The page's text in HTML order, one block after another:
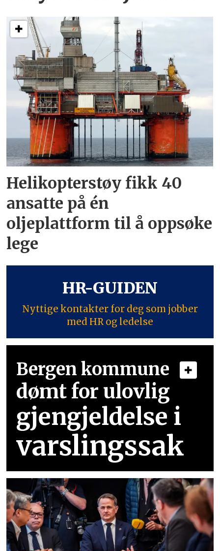
Helikopterstøy fikk 40
ansatte på én
oljeplattform til å oppsøke
lege
HR-GUIDEN
Nyttige kontakter for deg som jobber
med HR og ledelse
Bergen kommune
dømt for ulovlig
gjengjeldelse i
varslingssak